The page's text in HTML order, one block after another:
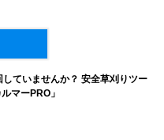
していませんか？ 安全草刈りツー
マーPRO」